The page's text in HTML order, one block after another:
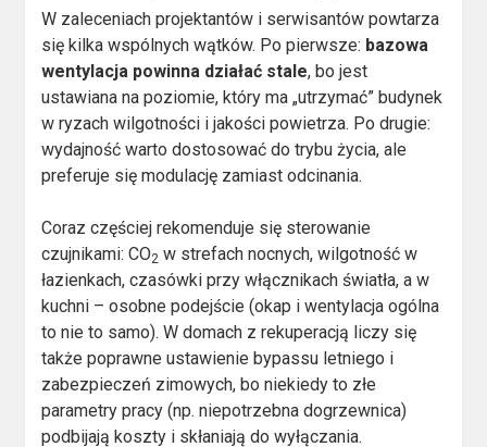
W zaleceniach projektantów i serwisantów powtarza
się kilka wspólnych wątków. Po pierwsze: bazowa
wentylacja powinna działać stale, bo jest
ustawiana na poziomie, który ma „utrzymać” budynek
w ryzach wilgotności i jakości powietrza. Po drugie:
wydajność warto dostosować do trybu życia, ale
preferuje się modulację zamiast odcinania.
Coraz częściej rekomenduje się sterowanie
czujnikami: CO2 w strefach nocnych, wilgotność w
łazienkach, czasówki przy włącznikach światła, a w
kuchni – osobne podejście (okap i wentylacja ogólna
to nie to samo). W domach z rekuperacją liczy się
także poprawne ustawienie bypassu letniego i
zabezpieczeń zimowych, bo niekiedy to złe
parametry pracy (np. niepotrzebna dogrzewnica)
podbijają koszty i skłaniają do wyłączania.